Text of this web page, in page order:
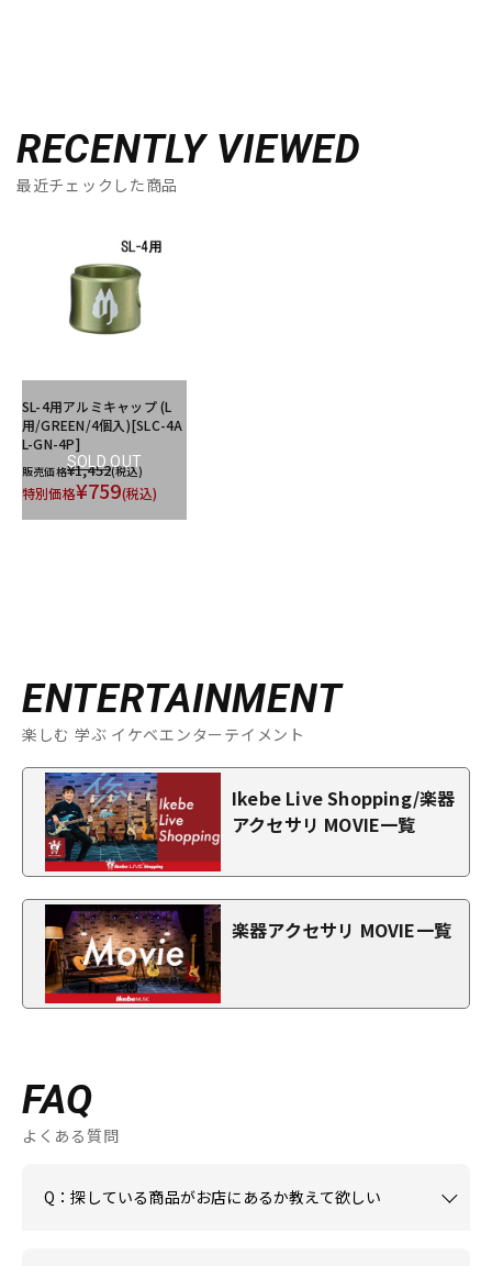
RECENTLY VIEWED
最近チェックした商品
SOLD OUT
SL-4用アルミキャップ (L
用/GREEN/4個入)[SLC-4A
L-GN-4P]
販売価格¥1,452(税込)
特別価格¥759(税込)
ENTERTAINMENT
楽しむ 学ぶ イケベエンターテイメント
Ikebe Live Shopping/楽器
アクセサリ MOVIE一覧
楽器アクセサリ MOVIE一覧
FAQ
よくある質問
Q：探している商品がお店にあるか教えて欲しい